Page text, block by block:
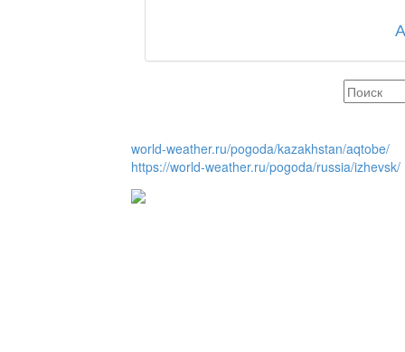
world-weather.ru/pogoda/kazakhstan/aqtobe/
https://world-weather.ru/pogoda/russia/izhevsk/